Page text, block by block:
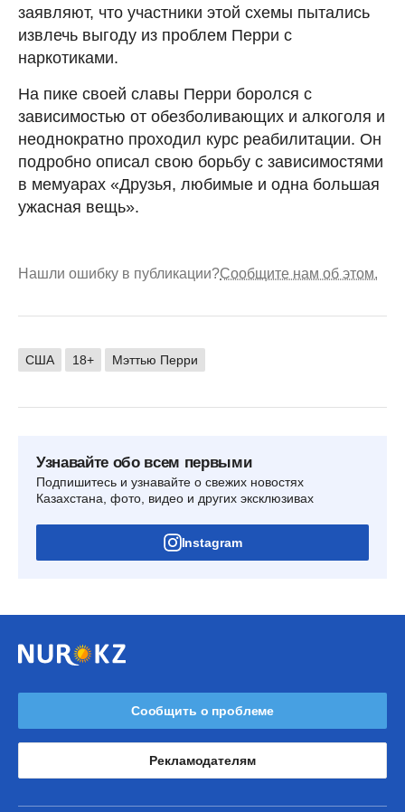
заявляют, что участники этой схемы пытались
извлечь выгоду из проблем Перри с
наркотиками.
На пике своей славы Перри боролся с
зависимостью от обезболивающих и алкоголя и
неоднократно проходил курс реабилитации. Он
подробно описал свою борьбу с зависимостями
в мемуарах «Друзья, любимые и одна большая
ужасная вещь».
Нашли ошибку в публикации?Сообщите нам об этом.
США 18+ Мэттью Перри
Узнавайте обо всем первыми
Подпишитесь и узнавайте о свежих новостях
Казахстана, фото, видео и других эксклюзивах
Instagram
Сообщить о проблеме
Рекламодателям